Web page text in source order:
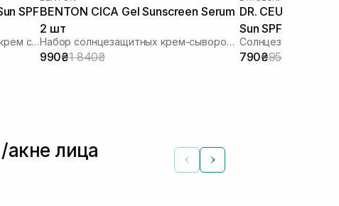
SPF
Увлажняющий солнцезащитный крем с растительным скваланом
BENTON CICA Gel Sunscreen Serum
2 шт
Набор солнцезащитных крем-сывороток
990₴1 840₴
DR. CEURACLE
Sun SPF 50+
шкіри 50 мл
Солнцезащитный
790₴950₴
лица